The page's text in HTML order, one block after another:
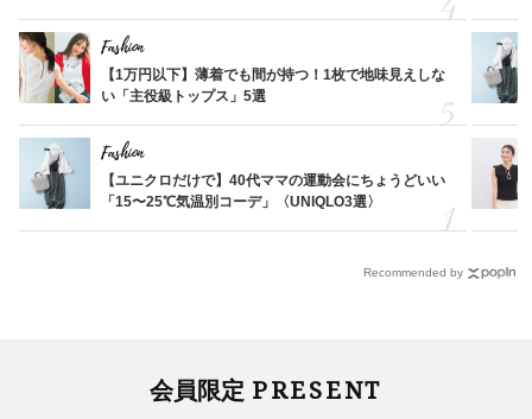
Fashion
【1万円以下】薄着でも間が持つ！1枚で地味見えしな
い「主役級トップス」5選
Fashion
【ユニクロだけで】40代ママの運動会にちょうどいい
「15〜25℃気温別コーデ」〈UNIQLO3選〉
Recommended by
会員限定 PRESENT